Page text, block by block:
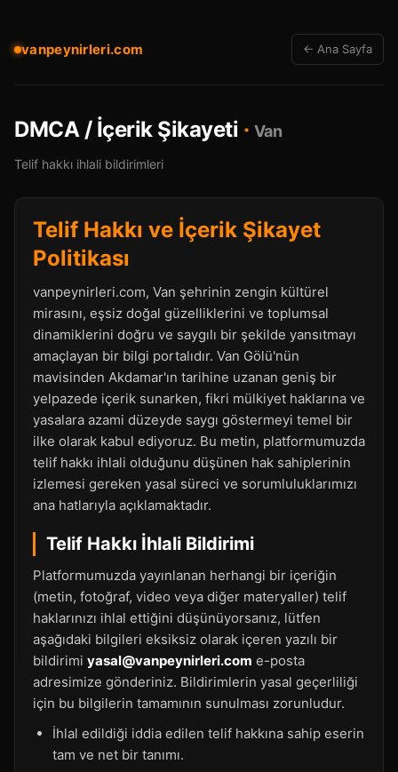
vanpeynirleri.com ← Ana Sayfa
DMCA / İçerik Şikayeti · Van
Telif hakkı ihlali bildirimleri
Telif Hakkı ve İçerik Şikayet
Politikası
vanpeynirleri.com, Van şehrinin zengin kültürel
mirasını, eşsiz doğal güzelliklerini ve toplumsal
dinamiklerini doğru ve saygılı bir şekilde yansıtmayı
amaçlayan bir bilgi portalıdır. Van Gölü'nün
mavisinden Akdamar'ın tarihine uzanan geniş bir
yelpazede içerik sunarken, fikri mülkiyet haklarına ve
yasalara azami düzeyde saygı göstermeyi temel bir
ilke olarak kabul ediyoruz. Bu metin, platformumuzda
telif hakkı ihlali olduğunu düşünen hak sahiplerinin
izlemesi gereken yasal süreci ve sorumluluklarımızı
ana hatlarıyla açıklamaktadır.
Telif Hakkı İhlali Bildirimi
Platformumuzda yayınlanan herhangi bir içeriğin
(metin, fotoğraf, video veya diğer materyaller) telif
haklarınızı ihlal ettiğini düşünüyorsanız, lütfen
aşağıdaki bilgileri eksiksiz olarak içeren yazılı bir
bildirimi yasal@vanpeynirleri.com e-posta
adresimize gönderiniz. Bildirimlerin yasal geçerliliği
için bu bilgilerin tamamının sunulması zorunludur.
İhlal edildiği iddia edilen telif hakkına sahip eserin
tam ve net bir tanımı.